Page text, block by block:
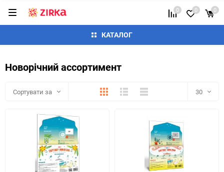
КАТАЛОГ
0 0 0
Новорічний ассортимент
Сортувати за ПлиткаДетальноСписок 30